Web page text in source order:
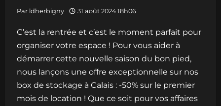
Par ldherbigny 31 août 2024 18h06
C’est la rentrée et c’est le moment parfait pour
organiser votre espace ! Pour vous aider à
démarrer cette nouvelle saison du bon pied,
nous lançons une offre exceptionnelle sur nos
box de stockage à Calais : -50% sur le premier
mois de location ! Que ce soit pour vos affaires